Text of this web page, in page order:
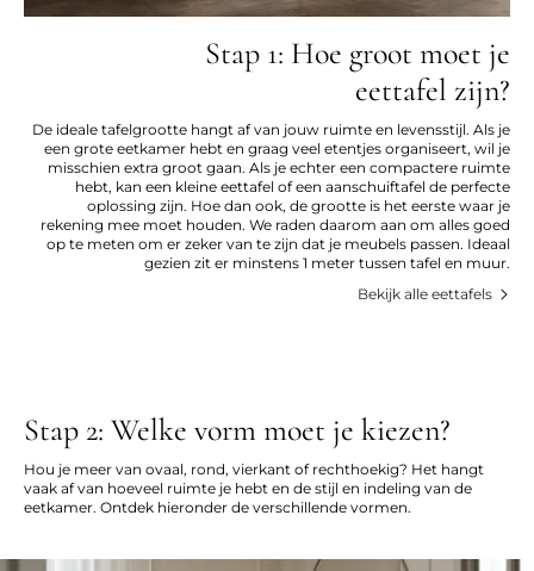
Stap 1: Hoe groot moet je
eettafel zijn?
De ideale tafelgrootte hangt af van jouw ruimte en levensstijl. Als je
een grote eetkamer hebt en graag veel etentjes organiseert, wil je
misschien extra groot gaan. Als je echter een compactere ruimte
hebt, kan een kleine eettafel of een aanschuiftafel de perfecte
oplossing zijn. Hoe dan ook, de grootte is het eerste waar je
rekening mee moet houden. We raden daarom aan om alles goed
op te meten om er zeker van te zijn dat je meubels passen. Ideaal
gezien zit er minstens 1 meter tussen tafel en muur.
Bekijk alle eettafels
Stap 2: Welke vorm moet je kiezen?
Hou je meer van ovaal, rond, vierkant of rechthoekig? Het hangt
vaak af van hoeveel ruimte je hebt en de stijl en indeling van de
eetkamer. Ontdek hieronder de verschillende vormen.